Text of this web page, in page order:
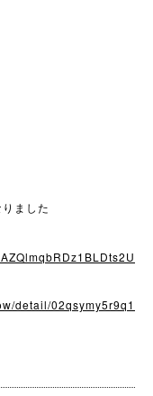
ました
detail/02qsymy5r9q1